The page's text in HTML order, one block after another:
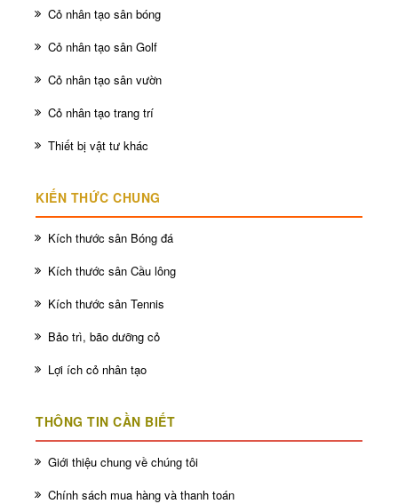
Cỏ nhân tạo sân bóng
Cỏ nhân tạo sân Golf
Cỏ nhân tạo sân vườn
Cỏ nhân tạo trang trí
Thiết bị vật tư khác
KIẾN THỨC CHUNG
Kích thước sân Bóng đá
Kích thước sân Cầu lông
Kích thước sân Tennis
Bảo trì, bão dưỡng cỏ
Lợi ích cỏ nhân tạo
THÔNG TIN CẦN BIẾT
Giới thiệu chung về chúng tôi
Chính sách mua hàng và thanh toán